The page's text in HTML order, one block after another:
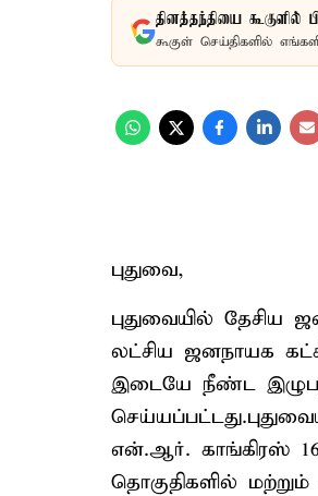
தினத்தந்தியை கூகுளில்
கூகுள் செய்திகளில்
புதுவை,
புதுவையில் தேசிய
லட்சிய ஜனநாயக
இடையே நீண்ட
என்.ஆர். காங்கிரஸ்
தொகுதிகளில்